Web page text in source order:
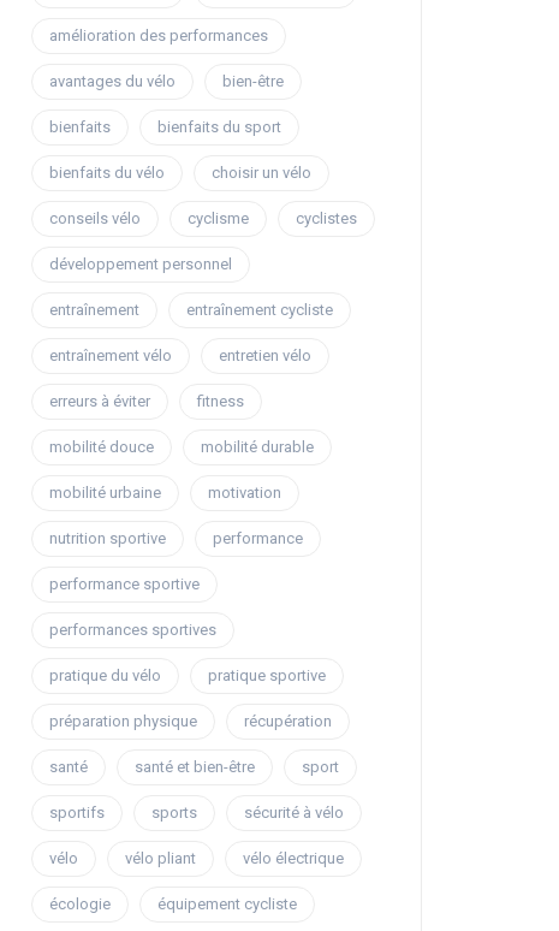
amélioration des performances
avantages du vélo bien-être
bienfaits bienfaits du sport
bienfaits du vélo choisir un vélo
conseils vélo cyclisme cyclistes
développement personnel
entraînement entraînement cycliste
entraînement vélo entretien vélo
erreurs à éviter fitness
mobilité douce mobilité durable
mobilité urbaine motivation
nutrition sportive performance
performance sportive
performances sportives
pratique du vélo pratique sportive
préparation physique récupération
santé santé et bien-être sport
sportifs sports sécurité à vélo
vélo vélo pliant vélo électrique
écologie équipement cycliste